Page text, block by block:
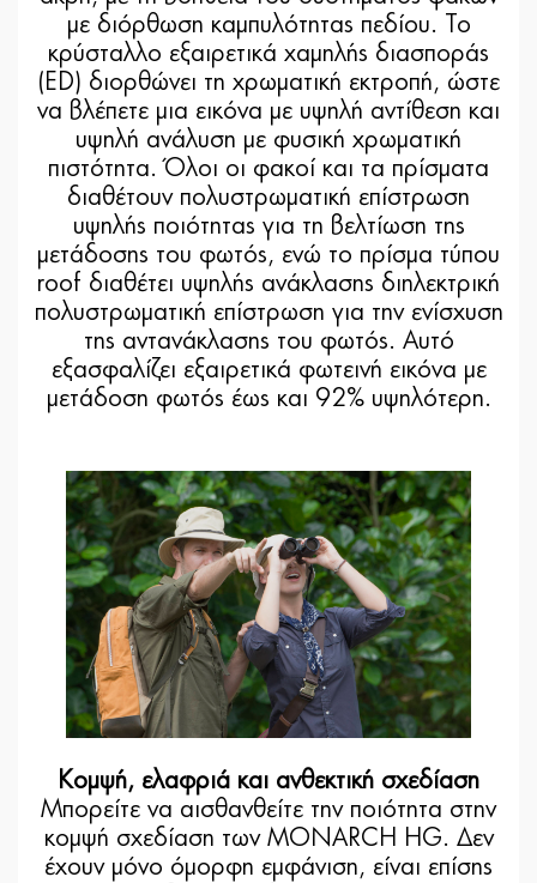
με διόρθωση καμπυλότητας πεδίου. Το
κρύσταλλο εξαιρετικά χαμηλής διασποράς
(ED) διορθώνει τη χρωματική εκτροπή, ώστε
να βλέπετε μια εικόνα με υψηλή αντίθεση και
υψηλή ανάλυση με φυσική χρωματική
πιστότητα. Όλοι οι φακοί και τα πρίσματα
διαθέτουν πολυστρωματική επίστρωση
υψηλής ποιότητας για τη βελτίωση της
μετάδοσης του φωτός, ενώ το πρίσμα τύπου
roof διαθέτει υψηλής ανάκλασης διηλεκτρική
πολυστρωματική επίστρωση για την ενίσχυση
της αντανάκλασης του φωτός. Αυτό
εξασφαλίζει εξαιρετικά φωτεινή εικόνα με
μετάδοση φωτός έως και 92% υψηλότερη.
Κομψή, ελαφριά και ανθεκτική σχεδίαση
Μπορείτε να αισθανθείτε την ποιότητα στην
κομψή σχεδίαση των MONARCH HG. Δεν
έχουν μόνο όμορφη εμφάνιση, είναι επίσης